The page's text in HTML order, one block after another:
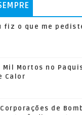
fiz o que me
Mil Mortos no
Calor
de